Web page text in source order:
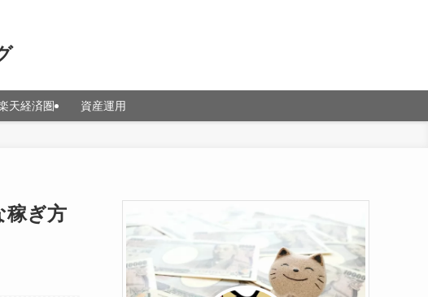
天経済圏 資産運用
稼ぎ方